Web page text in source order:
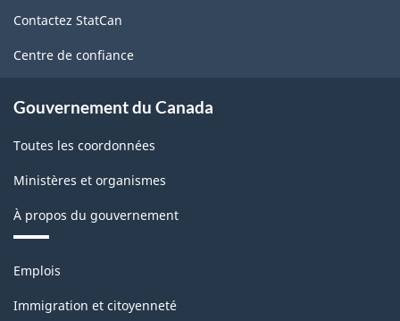
Nord
(SCIAN)
-
la
classification
ce
site
Contactez StatCan
Centre de confiance
Gouvernement du Canada
Toutes les coordonnées
Ministères et organismes
À propos du gouvernement
Thèmes
sujets
Emplois
Immigration et citoyenneté